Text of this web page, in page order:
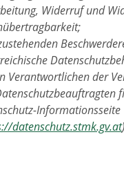
Widerruf und
Verantwortlichen der
Informationsseite
datenschutz.stmk.gv.at